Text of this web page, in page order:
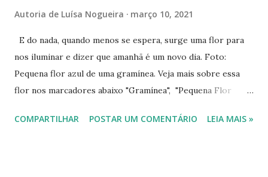
Autoria de Luísa Nogueira março 10, 2021
E do nada, quando menos se espera, surge uma flor para
nos iluminar e dizer que amanhã é um novo dia. Foto:
Pequena flor azul de uma gramínea. Veja mais sobre essa
flor nos marcadores abaixo "Gramínea", "Pequena Flor
Acompanhe este blog e nossas redes sociais. Instagram:
COMPARTILHAR POSTAR UM COMENTÁRIO LEIA MAIS »